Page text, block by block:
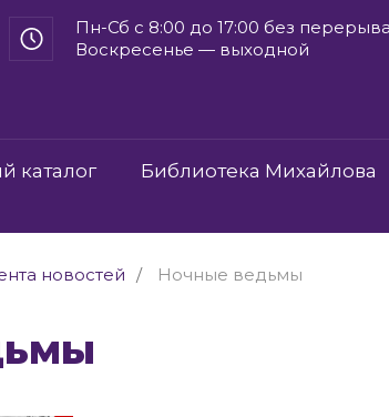
Пн-Сб с 8:00 до 17:00 без перерыва
Воскресенье — выходной
каталог
Библиотека Михайлова
новостей Ночные ведьмы